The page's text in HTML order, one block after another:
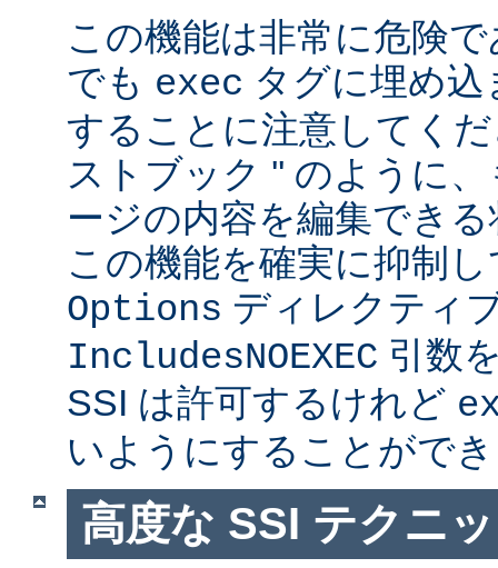
この機能は非常に危険
でも exec タグに埋め
することに注意してく
ストブック '' のように
ージの内容を編集でき
この機能を確実に抑制
Options ディレクティ
IncludesNOEXEC 引数
SSI は許可するけれど
いようにすることがで
高度な SSI テクニ